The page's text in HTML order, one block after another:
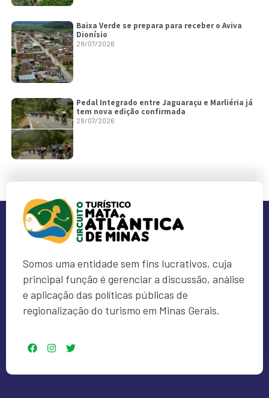
Baixa Verde se prepara para receber o Aviva
Dionísio
28/07/2026
Pedal Integrado entre Jaguaraçu e Marliéria já
tem nova edição confirmada
28/07/2026
Somos uma entidade sem fins lucrativos, cuja
principal função é gerenciar a discussão, análise
e aplicação das políticas públicas de
regionalização do turismo em Minas Gerais.